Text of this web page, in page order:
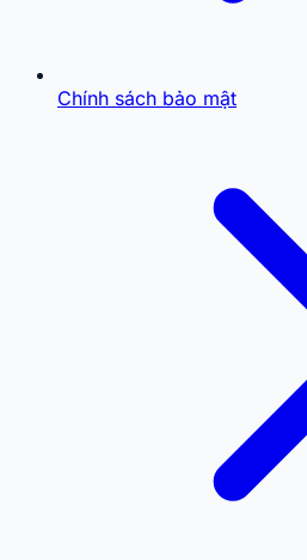
Chính sách bảo mật